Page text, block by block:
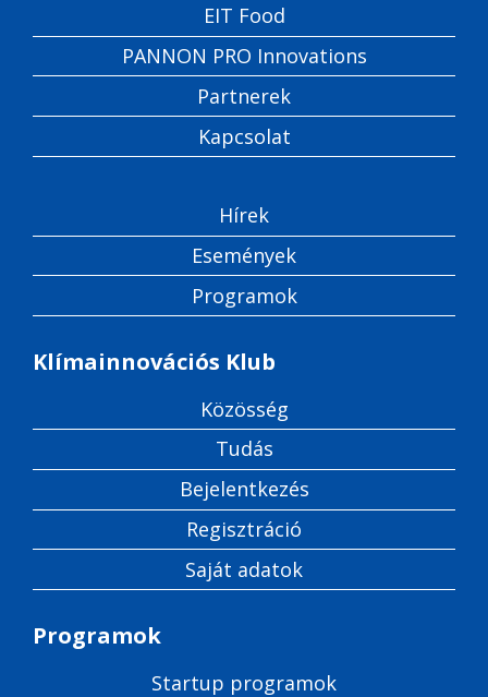
EIT Food
PANNON PRO Innovations
Partnerek
Kapcsolat
Hírek
Események
Programok
Klímainnovációs Klub
Közösség
Tudás
Bejelentkezés
Regisztráció
Saját adatok
Programok
Startup programok